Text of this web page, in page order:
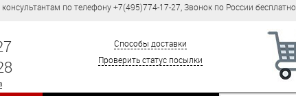
по телефону +7(495)774-17-27, Звонок по России бесплатно.
Способы доставки
Проверить статус посылки